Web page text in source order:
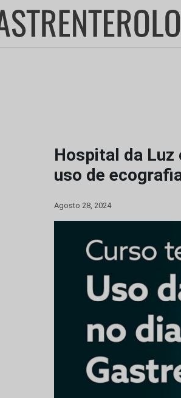
Hospital da
uso de
Agosto 28, 2024